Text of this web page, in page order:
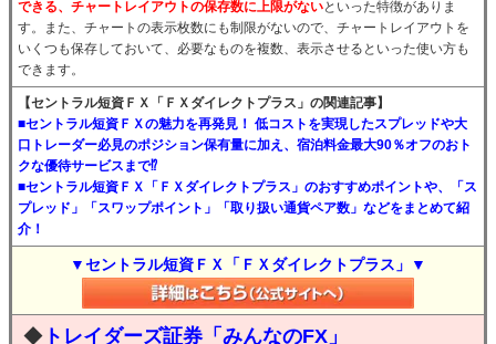
できる、チャートレイアウトの保存数に上限がないといった特徴がありま
す。また、チャートの表示枚数にも制限がないので、チャートレイアウトを
いくつも保存しておいて、必要なものを複数、表示させるといった使い方も
できます。
【セントラル短資ＦＸ「ＦＸダイレクトプラス」の関連記事】
■セントラル短資ＦＸの魅力を再発見！ 低コストを実現したスプレッドや大
口トレーダー必見のポジション保有量に加え、宿泊料金最大90％オフのおト
クな優待サービスまで⁉
■セントラル短資ＦＸ「ＦＸダイレクトプラス」のおすすめポイントや、「ス
プレッド」「スワップポイント」「取り扱い通貨ペア数」などをまとめて紹
介！
▼セントラル短資ＦＸ「ＦＸダイレクトプラス」▼
◆ トレイダーズ証券「みんなのFX」